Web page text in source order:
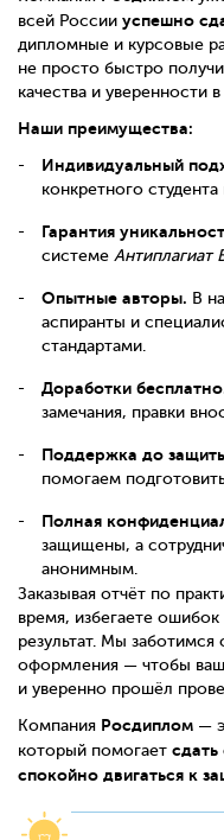
всей России успешно
дипломные и курсовые
не просто быстро
качества и уверенности в
Наши преимущества:
Индивидуальный
конкретного
Гарантия
системе Антиплагиат
Опытные авторы. В
аспиранты и
стандартами.
Доработки
замечания, правки
Поддержка до
помогаем
Полная
защищены, а
анонимным.
Заказывая отчёт по
время, избегаете
результат. Мы
оформления — чтобы
и уверенно прошёл
Компания Росдиплом —
который помогает сдать
спокойно двигаться к